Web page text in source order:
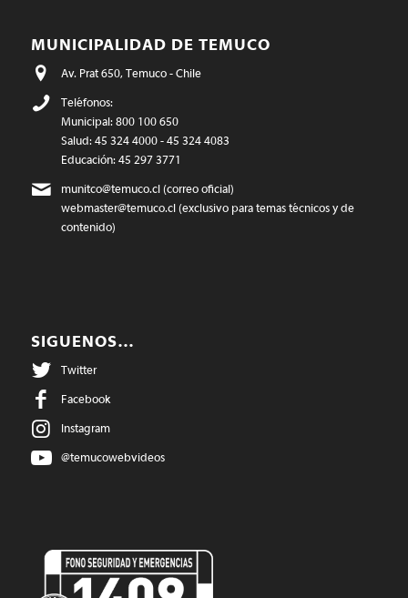
MUNICIPALIDAD DE TEMUCO
Av. Prat 650, Temuco - Chile
Teléfonos:
Municipal: 800 100 650
Salud: 45 324 4000 - 45 324 4083
Educación: 45 297 3771
munitco@temuco.cl(correo oficial)
webmaster@temuco.cl(exclusivo para temas técnicos y de
contenido)
SIGUENOS…
Twitter
Facebook
Instagram
@temucowebvideos